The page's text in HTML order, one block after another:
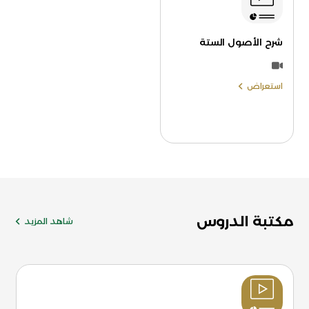
شرح الأصول الستة
استعراض
مكتبة الدروس شاهد المزيد